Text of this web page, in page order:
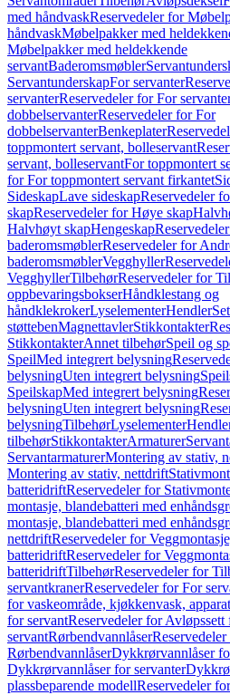
med håndvaskReservedeler for
håndvaskMøbelpakker med
Møbelpakker med heldekkende
servantBaderomsmøbler
ServantunderskapFor servanter
servanterReservedeler for For
dobbelservanterReservedeler for For
dobbelservanterBenkeplater
toppmontert servant, bolleservant
servant, bolleservantFor toppmontert
for For toppmontert servant firkantet
SideskapLave sideskapReservedeler
skapReservedeler for Høye skap
Halvhøyt skapHengeskap
baderomsmøblerReservedeler for
baderomsmøblerVegghyller
VegghyllerTilbehørReservedeler for
oppbevaringsbokserHåndklestang og
håndklekrokerLyselementerHendler
støttebenMagnettavlerStikkontakter
StikkontakterAnnet tilbehørSpeil og
SpeilMed integrert belysning
belysningUten integrert belysning
SpeilskapMed integrert belysning
belysningUten integrert belysning
belysningTilbehørLyselementer
tilbehørStikkontakterArmaturer
ServantarmaturerMontering av stativ,
Montering av stativ, nettdrift
batteridriftReservedeler for
montasje, blandebatteri med
montasje, blandebatteri med
nettdriftReservedeler for
batteridriftReservedeler for
batteridriftTilbehørReservedeler for
servantkranerReservedeler for For
for vaskeområde, kjøkkenvask,
for servantReservedeler for Avløpssett
servantRørbendvannlåser
RørbendvannlåserDykkrørvannlåser
Dykkrørvannlåser for servanter
plassbeparende modellReservedeler